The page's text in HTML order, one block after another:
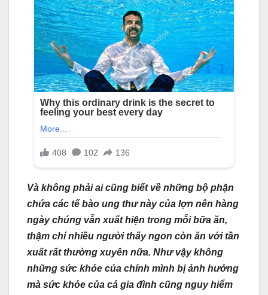
Và không phải ai cũng biết về những bộ phận
chứa các tế bào ung thư này của lợn nên hàng
ngày chúng vẫn xuất hiện trong mỗi bữa ăn,
thậm chí nhiều người thấy ngon còn ăn với tần
xuất rất thường xuyên nữa. Như vậy không
những sức khỏe của chính mình bị ảnh hưởng
mà sức khỏe của cả gia đình cũng nguy hiểm